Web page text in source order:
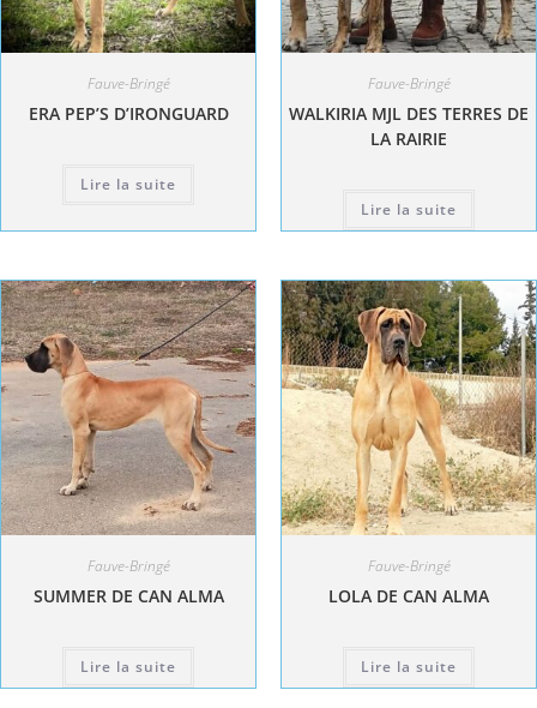
Fauve-Bringé
ERA PEP’S D’IRONGUARD
Lire la suite
Fauve-Bringé
WALKIRIA MJL DES TERRES DE
LA RAIRIE
Lire la suite
Fauve-Bringé
SUMMER DE CAN ALMA
Lire la suite
Fauve-Bringé
LOLA DE CAN ALMA
Lire la suite